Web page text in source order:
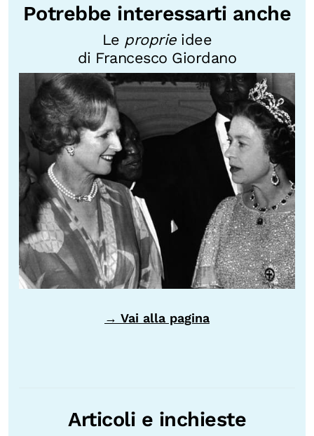
Potrebbe interessarti anche
Le proprieidee
di Francesco Giordano
→ Vai alla pagina
Articoli e inchieste